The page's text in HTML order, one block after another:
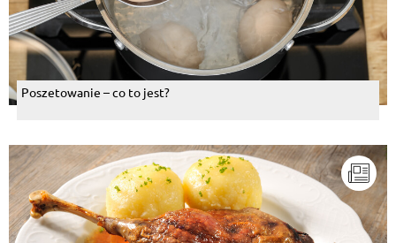
Poszetowanie – co to jest?